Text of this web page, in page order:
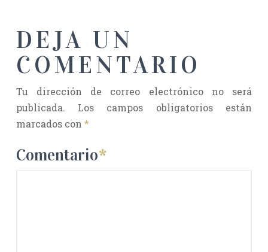
DEJA UN
COMENTARIO
Tu dirección de correo electrónico no será
publicada.
Los campos obligatorios están
marcados con *
Comentario*